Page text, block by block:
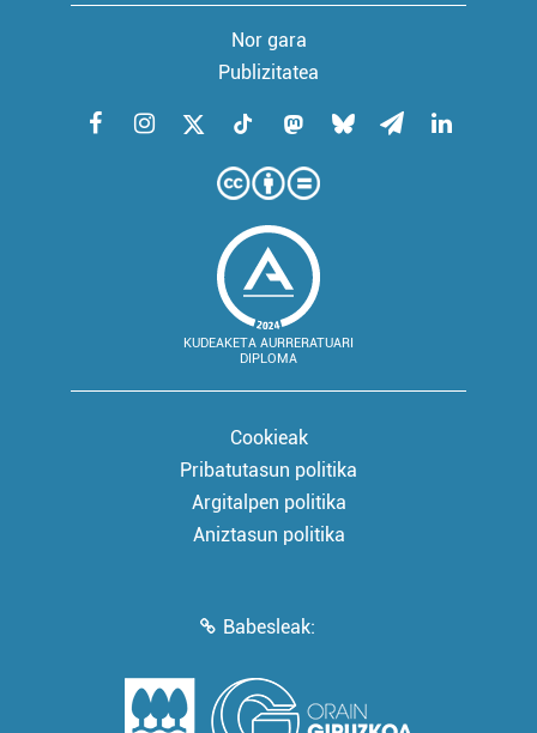
Nor gara
Publizitatea
KUDEAKETA AURRERATUARI
DIPLOMA
Cookieak
Pribatutasun politika
Argitalpen politika
Aniztasun politika
Babesleak: